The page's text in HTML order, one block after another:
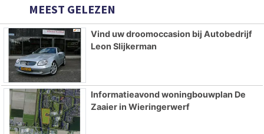
MEEST GELEZEN
Vind uw droomoccasion bij Autobedrijf
Leon Slijkerman
Informatieavond woningbouwplan De
Zaaier in Wieringerwerf